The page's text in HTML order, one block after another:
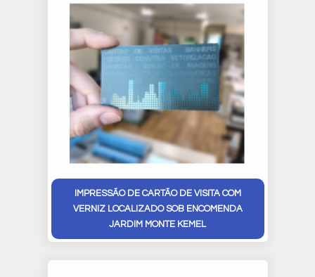
IMPRESSÃO DE CARTÃO DE VISITA COM
VERNIZ LOCALIZADO SOB ENCOMENDA
JARDIM MONTE KEMEL